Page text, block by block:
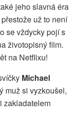
jeho slavná éra
už to není
se vždycky pojí s
životopisný film.
na Netflixu!
Michael
muž si vyzkoušel,
zakladatelem